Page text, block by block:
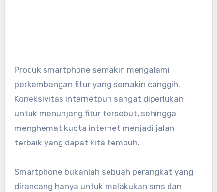
Produk smartphone semakin mengalami
perkembangan fitur yang semakin canggih.
Koneksivitas internetpun sangat diperlukan
untuk menunjang fitur tersebut, sehingga
menghemat kuota internet menjadi jalan
terbaik yang dapat kita tempuh.
Smartphone bukanlah sebuah perangkat yang
dirancang hanya untuk melakukan sms dan